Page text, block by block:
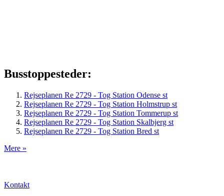
Busstoppesteder:
Rejseplanen Re 2729 - Tog Station Odense st
Rejseplanen Re 2729 - Tog Station Holmstrup st
Rejseplanen Re 2729 - Tog Station Tommerup st
Rejseplanen Re 2729 - Tog Station Skalbjerg st
Rejseplanen Re 2729 - Tog Station Bred st
Mere »
Kontakt